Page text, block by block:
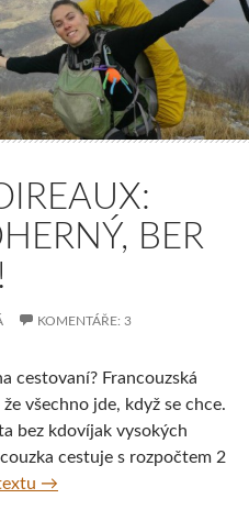
BER
KOMENTÁŘE: 3
cestovaní? Francouzská
všechno jde, když se chce.
bez kdovíjak vysokých
cestuje s rozpočtem 2
Caroline Moireaux: Život
→